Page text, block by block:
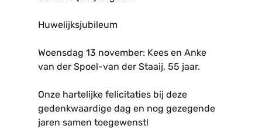
Huwelijksjubileum
Woensdag 13 november: Kees en Anke
van der Spoel-van der Staaij, 55 jaar.
Onze hartelijke felicitaties bij deze
gedenkwaardige dag en nog gezegende
jaren samen toegewenst!